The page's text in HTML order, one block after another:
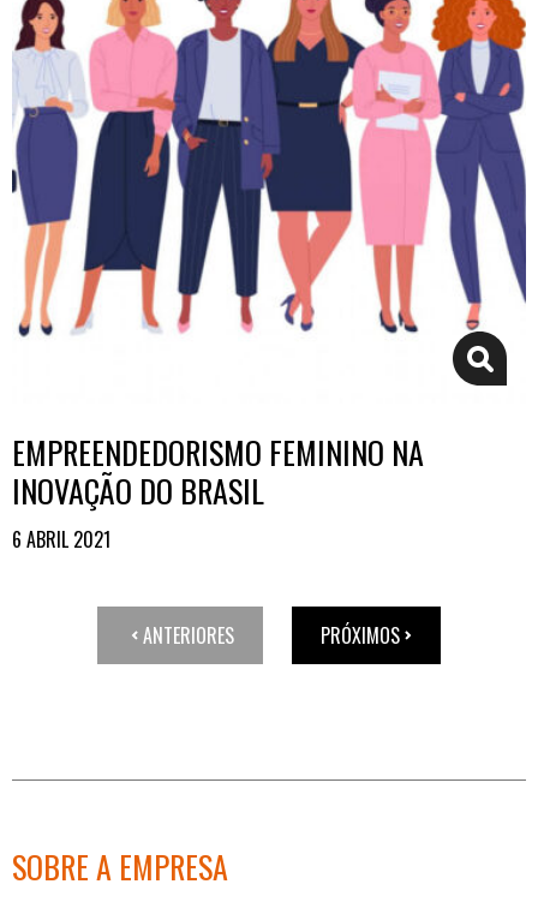
EMPREENDEDORISMO FEMININO NA
INOVAÇÃO DO BRASIL
6 ABRIL 2021
ANTERIORES PRÓXIMOS
SOBRE A EMPRESA